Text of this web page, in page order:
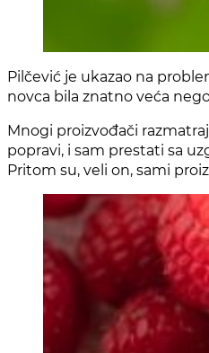
Pilčević je ukazao na
novca bila znatno veća
Mnogi proizvođači
popravi, i sam prestati sa
Pritom su, veli on, sami